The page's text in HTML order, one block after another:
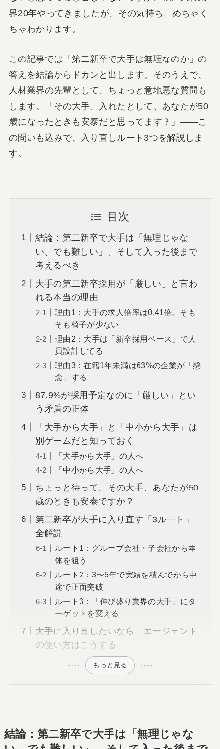
界20年やってきましたが、その気持ち、めちゃく
ちゃわかります。
この記事では「第二新卒で大手は無理なのか」の
答えを結論からドカンと出します。そのうえで、
人材業界の先輩として、ちょっと意地悪な質問も
します。「その大手、入れたとして、あなたが50
歳になったときも安泰だと思ってます？」――こ
の問いも込みで、入り直しルート3つを解説しま
す。
目次
結論：第二新卒で大手は「無理じゃな
い、でも難しい」。そして入った後まで
考えるべき
大手の第二新卒採用が「厳しい」と言わ
れる本当の理由
理由1：大手の求人倍率は0.41倍。そも
そも椅子が少ない
理由2：大手は「新卒採用ベース」で人
員設計してる
理由3：在籍1年未満は63%の企業が「懸
念」する
87.9%が採用予定なのに「厳しい」とい
う矛盾の正体
「大手から大手」と「中小から大手」は
別ゲームだと知っておく
「大手から大手」の人へ
「中小から大手」の人へ
ちょっと待って。その大手、あなたが50
歳のときも安泰ですか？
第二新卒が大手に入り直す「3ルート」
全解説
ルート1：グループ会社・子会社から本
体を狙う
ルート2：3〜5年で実績を積んでから中
途で正面突破
ルート3：「伸び盛り業界の大手」にタ
ーゲットを変える
大手に入り直したいなら、エージェント
の使い方はこうする
もっと見る
結論：第二新卒で大手は「無理じゃな